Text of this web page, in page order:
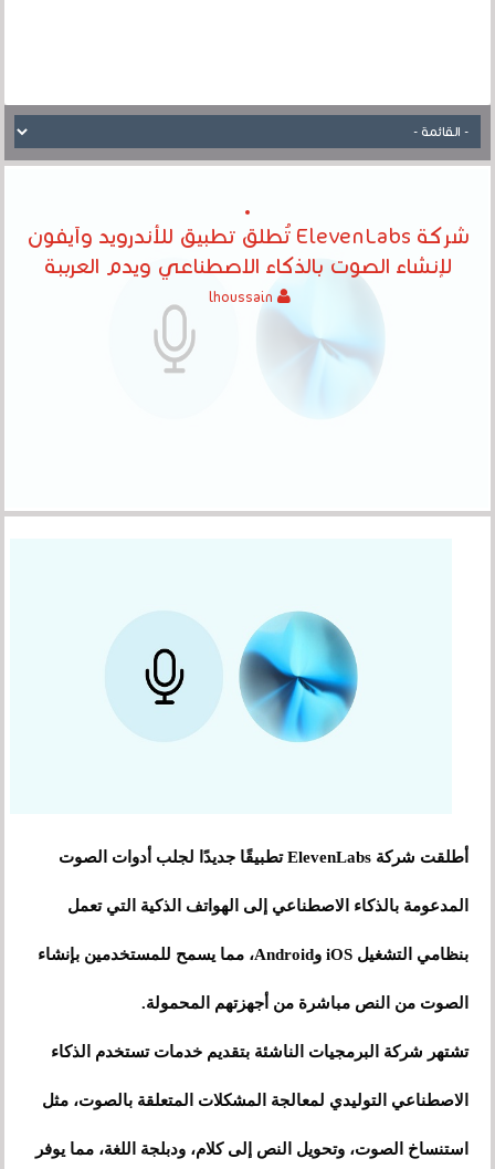
شركة ElevenLabs تُطلق تطبيق للأندرويد وآيفون
لإنشاء الصوت بالذكاء الاصطناعي ويدم العرببة
أطلقت شركة ElevenLabs تطبيقًا جديدًا لجلب أدوات الصوت
المدعومة بالذكاء الاصطناعي إلى الهواتف الذكية التي تعمل
بنظامي التشغيل iOS وAndroid، مما يسمح للمستخدمين بإنشاء
الصوت من النص مباشرة من أجهزتهم المحمولة.
تشتهر شركة البرمجيات الناشئة بتقديم خدمات تستخدم الذكاء
الاصطناعي التوليدي لمعالجة المشكلات المتعلقة بالصوت، مثل
استنساخ الصوت، وتحويل النص إلى كلام، ودبلجة اللغة، مما يوفر